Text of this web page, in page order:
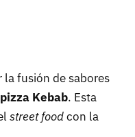
la fusión de sabores
Kebab. Esta
street foodcon la